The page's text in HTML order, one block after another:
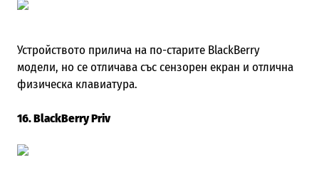
Устройството прилича на по-старите BlackBerry
модели, но се отличава със сензорен екран и отлична
физическа клавиатура.
16. BlackBerry Priv